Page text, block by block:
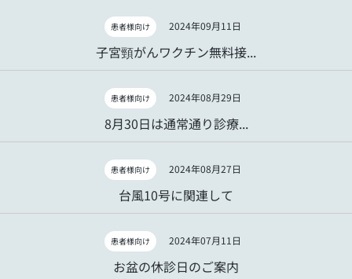
2024年09月11日
患者様向け
子宮頸がんワクチン無料接...
2024年08月29日
患者様向け
8月30日は通常通り診療...
2024年08月27日
患者様向け
台風10号に関連して
2024年07月11日
患者様向け
お盆の休診日のご案内